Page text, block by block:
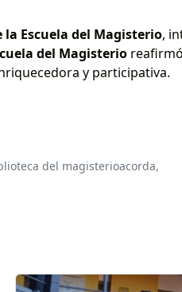
la Escuela del Magisterio,
del Magisterio
y participativa.
del magisterioacorda,